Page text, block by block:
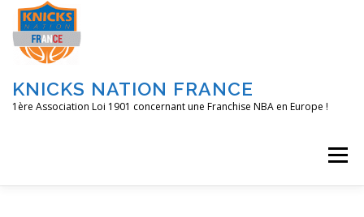
Aller
contenu
KNICKS NATION FRANCE
1ère Association Loi 1901 concernant une Franchise NBA en Europe !
Menu